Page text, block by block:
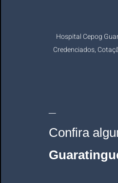
Hospital Cepog
Credenciados,
Confira